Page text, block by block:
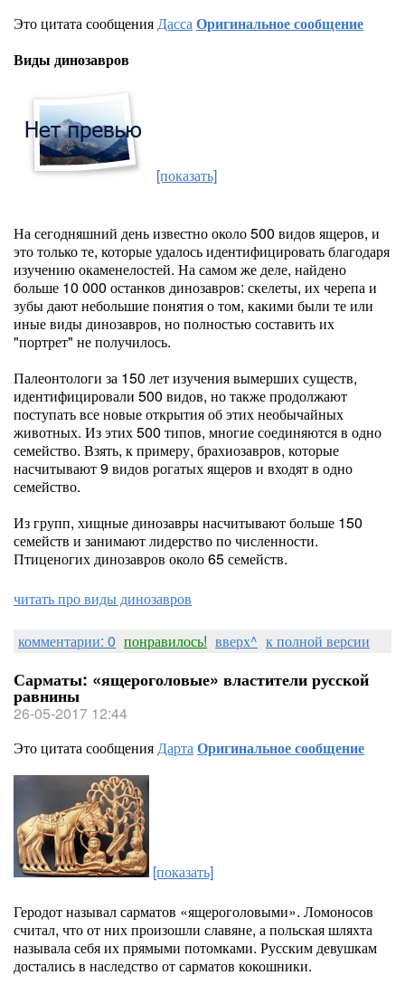
Это цитата сообщенияДассаОригинальное сообщение
Виды динозавров
[показать]
На сегодняшний день известно около 500 видов ящеров, и
это только те, которые удалось идентифицировать благодаря
изучению окаменелостей. На самом же деле, найдено
больше 10 000 останков динозавров: скелеты, их черепа и
зубы дают небольшие понятия о том, какими были те или
иные виды динозавров, но полностью составить их
"портрет" не получилось.
Палеонтологи за 150 лет изучения вымерших существ,
идентифицировали 500 видов, но также продолжают
поступать все новые открытия об этих необычайных
животных. Из этих 500 типов, многие соединяются в одно
семейство. Взять, к примеру, брахиозавров, которые
насчитывают 9 видов рогатых ящеров и входят в одно
семейство.
Из групп, хищные динозавры насчитывают больше 150
семейств и занимают лидерство по численности.
Птиценогих динозавров около 65 семейств.
читать про виды динозавров
комментарии: 0 понравилось! вверх^ к полной версии
Сарматы: «ящероголовые» властители русской
равнины
26-05-2017 12:44
Это цитата сообщенияДартаОригинальное сообщение
[показать]
Геродот называл сарматов «ящероголовыми». Ломоносов
считал, что от них произошли славяне, а польская шляхта
называла себя их прямыми потомками. Русским девушкам
достались в наследство от сарматов кокошники.